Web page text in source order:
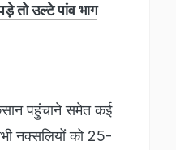
तो उल्टे पांव भाग
पहुंचाने समेत कई
नक्सलियों को 25-